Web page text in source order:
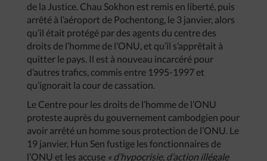
de la Justice. Chau Sokhon est remis en liberté, puis
arrêté à l’aéroport de Pochentong, le 3 janvier, alors
qu’il était protégé par des agents du centre des
droits de l’homme de l’ONU, et qu’il s’apprêtait à
quitter le pays. Il est à nouveau incarcéré pour
d’autres trafics, commis entre 1995-1997 et
qu’ignorait la cour de cassation.
Le Centre pour les droits de l’homme de l’ONU
proteste auprès du gouvernement cambodgien pour
avoir arrêté un homme sous protection de l’ONU. Le
19 janvier, Hun Sen fustige les fonctionnaires de
l’ONU et les accuse « d’hypocrisie, d’action illégale